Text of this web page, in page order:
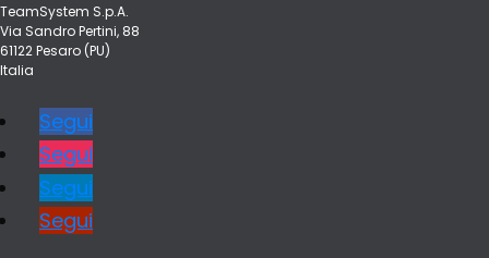
TeamSystem S.p.A.
Via Sandro Pertini, 88
61122 Pesaro (PU)
Italia
Segui
Segui
Segui
Segui